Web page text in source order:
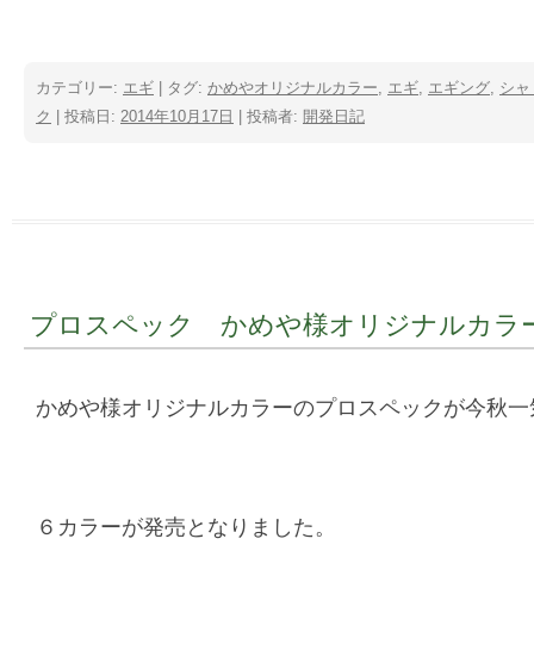
カテゴリー: エギ | タグ: かめやオリジナルカラー エギ エギング シ
ク | 投稿日: 2014年10月17日 | 投稿者: 開発日記
プロスペック かめや様オリジナルカラ
かめや様オリジナルカラーのプロスペックが今秋一
６カラーが発売となりました。